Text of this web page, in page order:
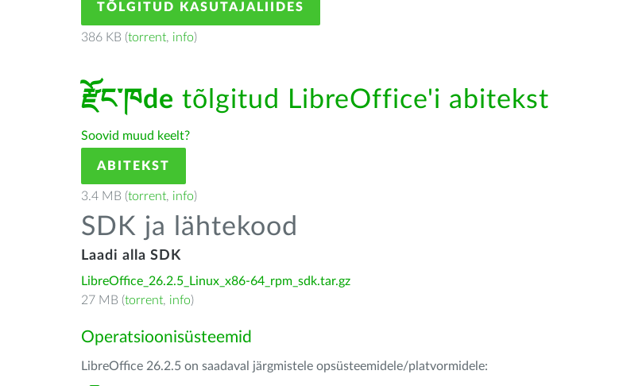
TÕLGITUD KASUTAJALIIDES
386 KB (torrent, info)
རྫོང་ཁde tõlgitud LibreOffice'i abitekst
Soovid muud keelt?
ABITEKST
3.4 MB (torrent, info)
SDK ja lähtekood
Laadi alla SDK
LibreOffice_26.2.5_Linux_x86-64_rpm_sdk.tar.gz
27 MB (torrent, info)
Operatsioonisüsteemid
LibreOffice 26.2.5 on saadaval järgmistele opsüsteemidele/platvormidele: